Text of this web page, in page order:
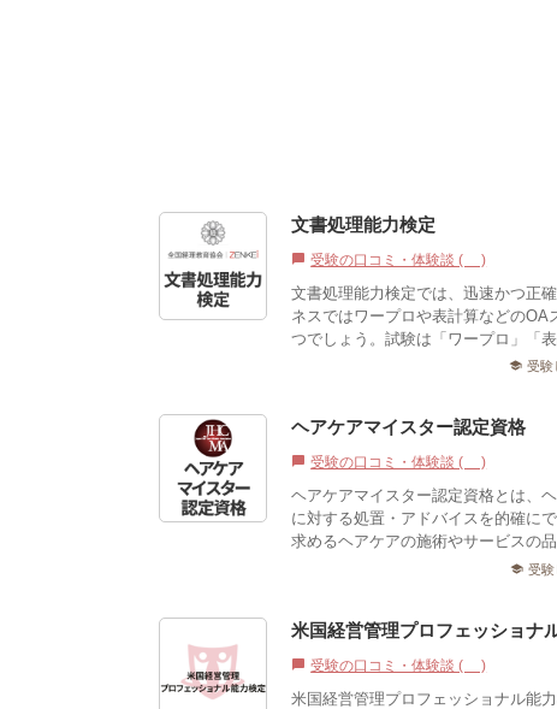
文書処理能力検定
chat_bubble 受験の口コミ・体験談 (0)
文書処理能力検定では、迅速かつ正
ネスではワープロや表計算などの
つでしょう。試験は「ワープロ」「
school 受験
ヘアケアマイスター認定資格
chat_bubble 受験の口コミ・体験談 (0)
ヘアケアマイスター認定資格とは、
に対する処置・アドバイスを的確に
求めるヘアケアの施術やサービスの
school 受験
米国経営管理プロフェッショナ
chat_bubble 受験の口コミ・体験談 (2)
米国経営管理プロフェッショナル能